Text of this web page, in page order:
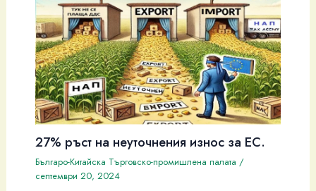
27% ръст на неуточнения износ за ЕС.
Българо-Китайска Търговско-промишлена палaта /
септември 20, 2024